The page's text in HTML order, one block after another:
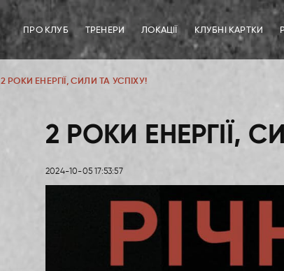
ПРО КЛУБ ТРЕНЕРИ ЛОКАЦІЇ КЛУБНІ КАРТКИ
2 РОКИ ЕНЕРГІЇ, СИЛИ ТА УСПІХУ!
2 РОКИ ЕНЕРГІЇ,
2024-10-05 17:53:57